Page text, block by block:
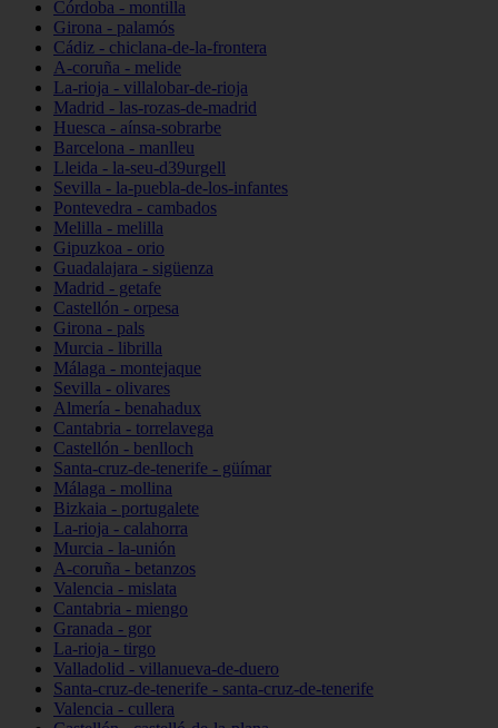
Córdoba - montilla
Girona - palamós
Cádiz - chiclana-de-la-frontera
A-coruña - melide
La-rioja - villalobar-de-rioja
Madrid - las-rozas-de-madrid
Huesca - aínsa-sobrarbe
Barcelona - manlleu
Lleida - la-seu-d39urgell
Sevilla - la-puebla-de-los-infantes
Pontevedra - cambados
Melilla - melilla
Gipuzkoa - orio
Guadalajara - sigüenza
Madrid - getafe
Castellón - orpesa
Girona - pals
Murcia - librilla
Málaga - montejaque
Sevilla - olivares
Almería - benahadux
Cantabria - torrelavega
Castellón - benlloch
Santa-cruz-de-tenerife - güímar
Málaga - mollina
Bizkaia - portugalete
La-rioja - calahorra
Murcia - la-unión
A-coruña - betanzos
Valencia - mislata
Cantabria - miengo
Granada - gor
La-rioja - tirgo
Valladolid - villanueva-de-duero
Santa-cruz-de-tenerife - santa-cruz-de-tenerife
Valencia - cullera